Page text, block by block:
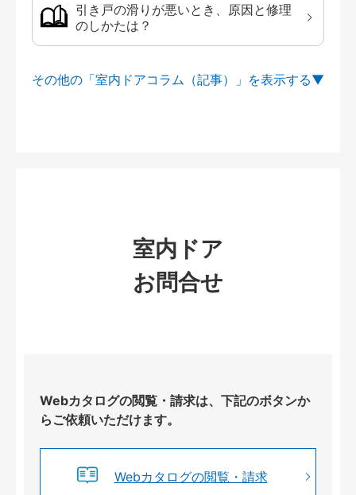
引き戸の滑りが悪いとき、原因と修理
のしかたは？
その他の「室内ドアコラム（記事）」を
室内ドア
お問合せ
Webカタログの閲覧・請求は、下記のボタンか
らご依頼いただけます。
Webカタログの閲覧・請求